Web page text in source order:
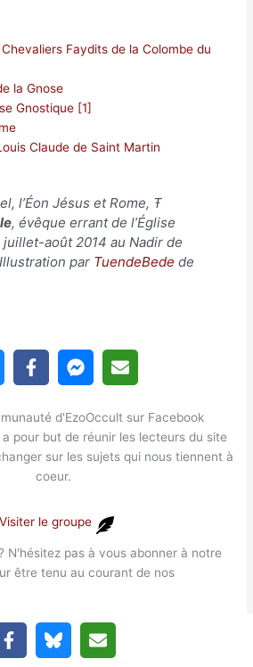
Faydits de la Colombe du
la Gnose
Gnostique [1]
Claude de Saint Martin
l’Éon Jésus et Rome, Ŧ
, évêque errant de l’Église
août 2014 au Nadir de
par TuendeBede de
d'EzoOccult sur Facebook
pour but de réunir les lecteurs du site
sur les sujets qui nous tiennent à
coeur.
Visiter le groupe
N'hésitez pas à vous abonner à notre
être tenu au courant de nos